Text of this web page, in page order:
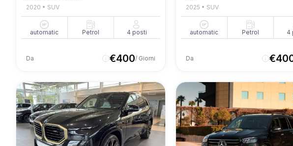
2020 • SUV
automatic Petrol 4 posti
Da €400/ Giorni
2025 • SUV
automatic Petrol 4
Da €